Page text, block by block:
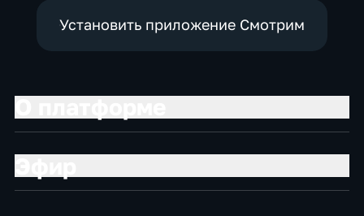
Установить приложение Смотрим